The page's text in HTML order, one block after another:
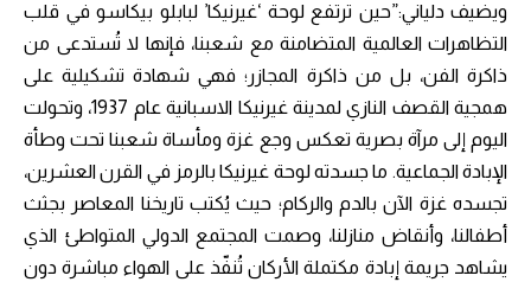
ويضيف دلياني:”حين ترتفع لوحة ‘غيرنيكا’ لبابلو بيكاسو في قلب
التظاهرات العالمية المتضامنة مع شعبنا، فإنها لا تُستدعى من
ذاكرة الفن، بل من ذاكرة المجازر؛ فهي شهادة تشكيلية على
همجية القصف النازي لمدينة غيرنيكا الاسبانية عام 1937، وتحولت
اليوم إلى مرآة بصرية تعكس وجع غزة ومأساة شعبنا تحت وطأة
الإبادة الجماعية. ما جسدته لوحة غيرنيكا بالرمز في القرن العشرين،
تجسده غزة الآن بالدم والركام؛ حيث يُكتب تاريخنا المعاصر بجثث
أطفالنا، وأنقاض منازلنا، وصمت المجتمع الدولي المتواطئ الذي
يشاهد جريمة إبادة مكتملة الأركان تُنفّذ على الهواء مباشرة دون